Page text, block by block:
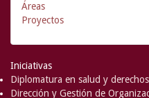
Áreas
Proyectos
Iniciativas
Diplomatura en salud y
Dirección y Gestión de